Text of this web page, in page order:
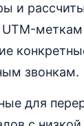
и
звонкам.
для